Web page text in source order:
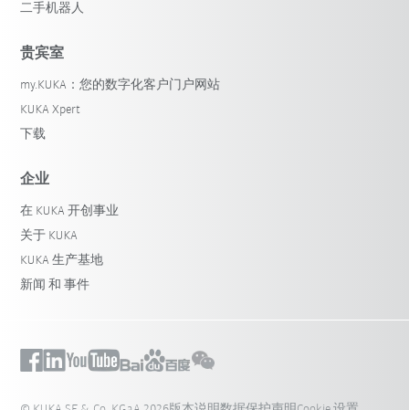
二手机器人
贵宾室
my.KUKA：您的数字化客户门户网站
KUKA Xpert
下载
企业
在 KUKA 开创事业
关于 KUKA
KUKA 生产基地
新闻 和 事件